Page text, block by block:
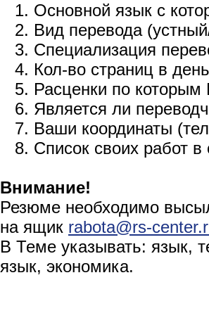
1. Основной язык с
2. Вид перевода
3. Специализация
4. Кол-во страниц в день
5. Расценки по которым
6. Является ли
7. Ваши координаты
8. Список своих работ в
Внимание!
Резюме необходимо
на ящик rabota@rs-
В Теме указывать: язык,
язык, экономика.